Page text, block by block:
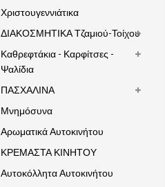
Χριστουγεννιάτικα
ΔΙΑΚΟΣΜΗΤΙΚΑ Τζαμιού-Τοίχου
Καθρεφτάκια - Καρφίτσες -
Ψαλίδια
ΠΑΣΧΑΛΙΝΑ
Μνημόσυνα
Αρωματικά Αυτοκινήτου
ΚΡΕΜΑΣΤΑ ΚΙΝΗΤΟΥ
Αυτοκόλλητα Αυτοκινήτου